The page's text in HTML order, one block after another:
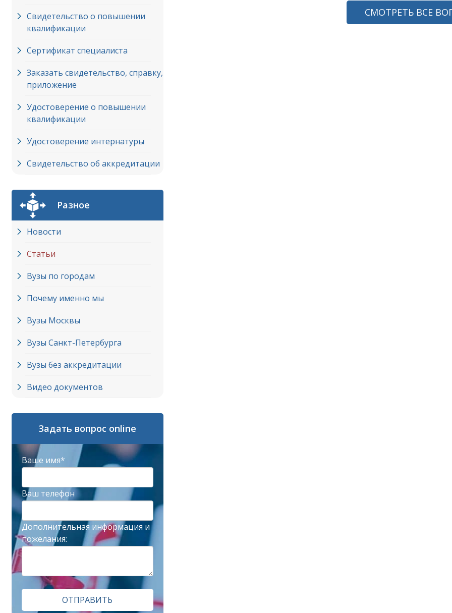
Свидетельство о повышении
квалификации
Сертификат специалиста
Заказать свидетельство, справку,
приложение
Удостоверение о повышении
квалификации
Удостоверение интернатуры
Свидетельство об аккредитации
Разное
Новости
Статьи
Вузы по городам
Почему именно мы
Вузы Москвы
Вузы Cанкт-Петербурга
Вузы без аккредитации
Видео документов
Задать вопрос online
Ваше имя*
Ваш телефон
Дополнительная информация и
пожелания:
ОТПРАВИТЬ
СМОТРЕТЬ ВСЕ